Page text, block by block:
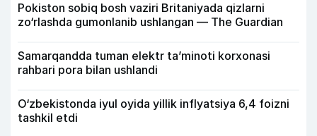
Pokiston sobiq bosh vaziri Britaniyada qizlarni
zo‘rlashda gumonlanib ushlangan — The Guardian
Samarqandda tuman elektr ta’minoti korxonasi
rahbari pora bilan ushlandi
O‘zbekistonda iyul oyida yillik inflyatsiya 6,4 foizni
tashkil etdi